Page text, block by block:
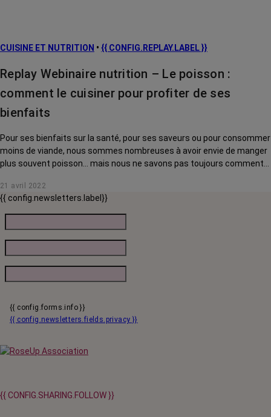
CUISINE ET NUTRITION • {{ CONFIG.REPLAY.LABEL }}
Replay Webinaire nutrition – Le poisson :
comment le cuisiner pour profiter de ses
bienfaits
Pour ses bienfaits sur la santé, pour ses saveurs ou pour consommer
moins de viande, nous sommes nombreuses à avoir envie de manger
plus souvent poisson… mais nous ne savons pas toujours comment
21 avril 2022
{{ config.newsletters.label}}
{{ config.forms.info }}
{{ config.newsletters.fields.privacy }}
{{ CONFIG.SHARING.FOLLOW }}